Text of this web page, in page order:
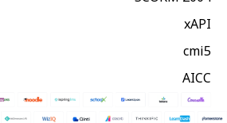
xAPI
cmi5
AICC